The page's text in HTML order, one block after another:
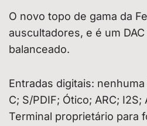
O novo topo de gama da
auscultadores, e é um
balanceado.
Entradas digitais:
C; S/PDIF; Ótico; ARC; I2S;
Terminal proprietário para